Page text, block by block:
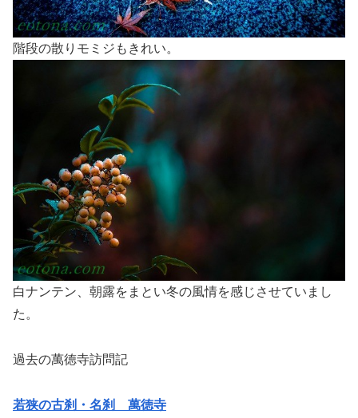
階段の散りモミジもきれい。
白ナンテン、朝露をまとい冬の風情を感じさせていまし
た。
過去の萬徳寺訪問記
若狭の古刹・名刹 萬徳寺